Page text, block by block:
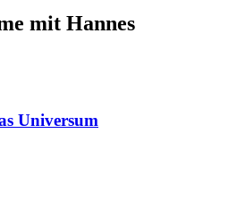
mit Hannes
Universum